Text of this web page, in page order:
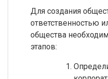
Для создания
ответственностью
общества
этапов: